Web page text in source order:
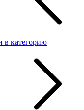
в категорию